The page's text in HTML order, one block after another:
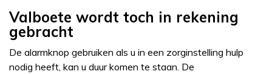
Valboete wordt toch in rekening
gebracht
De alarmknop gebruiken als u in een zorginstelling hulp
nodig heeft, kan u duur komen te staan. De